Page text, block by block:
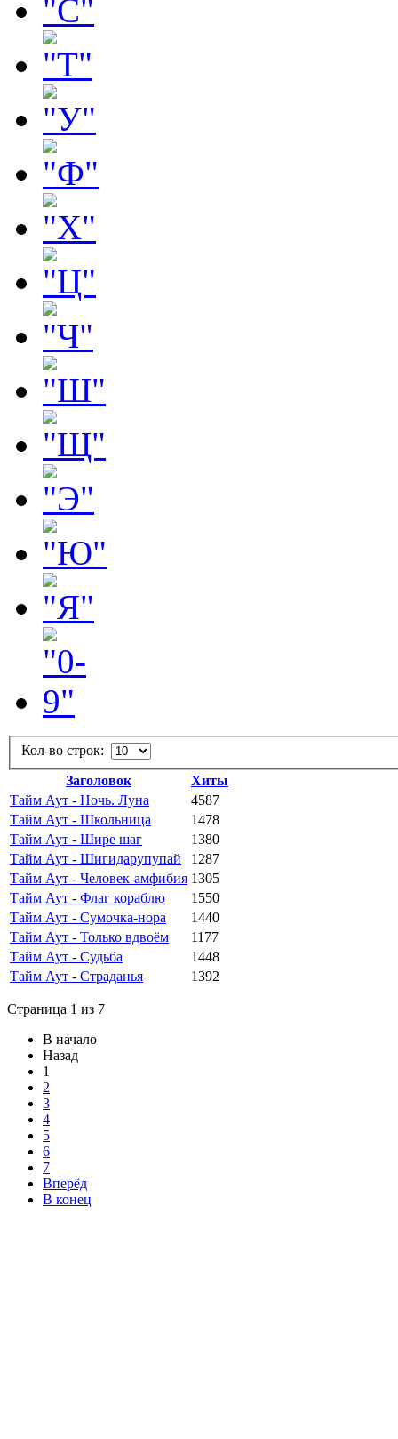
Кол-во строк:
Заголовок
Хиты
Тайм Аут - Ночь. Луна
4587
Тайм Аут - Школьница
1478
Тайм Аут - Шире шаг
1380
Тайм Аут - Шигидарупупай
1287
Тайм Аут - Человек-амфибия 1305
Тайм Аут - Флаг кораблю
1550
Тайм Аут - Сумочка-нора
1440
Тайм Аут - Только вдвоём
1177
Тайм Аут - Судьба
1448
Тайм Аут - Страданья
1392
Страница 1 из 7
В начало
Назад
1
2
3
4
5
6
7
Вперёд
В конец